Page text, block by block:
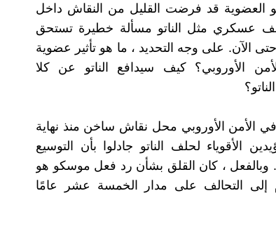
العضوية قد فرضت القليل من النقاش داخل
عسكري مثل الناتو مسألة خطيرة تستحق
الآن. على وجه التحديد ، ما هو تأثير عضوية
الأوروبي؟ كيف سيدافع الناتو عن كلا
الأمن الأوروبي محل نقاش ساخن منذ نهاية
الأقوياء لحلف الناتو جادلوا بأن التوسيع
وبالفعل ، كان القلق بشأن رد فعل موسكو هو
إلى التحالف على مدار الخمسة عشر عامًا